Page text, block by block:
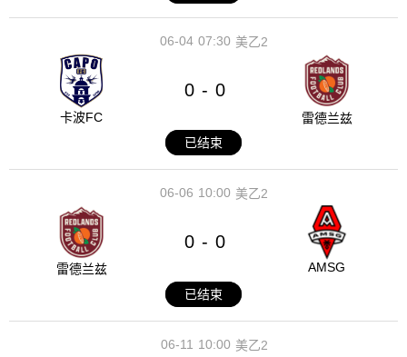
07:30
06-04 美乙2
卡波FC
0 - 0
雷德兰兹
已结束
10:00
06-06 美乙2
雷德兰兹
0 - 0
AMSG
已结束
10:00
06-11 美乙2